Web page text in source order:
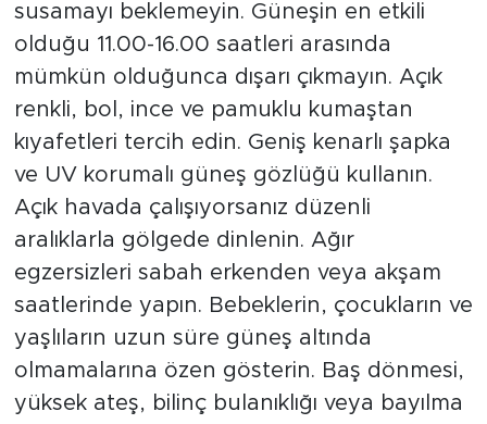
susamayı beklemeyin. Güneşin en etkili
olduğu 11.00-16.00 saatleri arasında
mümkün olduğunca dışarı çıkmayın. Açık
renkli, bol, ince ve pamuklu kumaştan
kıyafetleri tercih edin. Geniş kenarlı şapka
ve UV korumalı güneş gözlüğü kullanın.
Açık havada çalışıyorsanız düzenli
aralıklarla gölgede dinlenin. Ağır
egzersizleri sabah erkenden veya akşam
saatlerinde yapın. Bebeklerin, çocukların ve
yaşlıların uzun süre güneş altında
olmamalarına özen gösterin. Baş dönmesi,
yüksek ateş, bilinç bulanıklığı veya bayılma